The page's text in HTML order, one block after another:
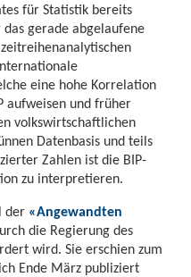
für Statistik bereits
gerade abgelaufene
eine hohe Korrelation
aufweisen und früher
volkswirtschaftlichen
Datenbasis und teils
Zahlen ist die BIP-
zu interpretieren.
der «Angewandten
die Regierung des
wird. Sie erschien zum
Ende März publiziert